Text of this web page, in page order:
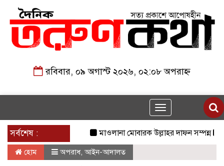
রবিবার, ০৯ অগাস্ট ২০২৬, ০২:০৮ অপরাহ্ন
Toggle
navigation
সর্বশেষ :
মাওলানা মোবারক উল্লাহর দাফন সম্পন্ন ২৩তম
হোম অপরাধ, আইন-আদালত